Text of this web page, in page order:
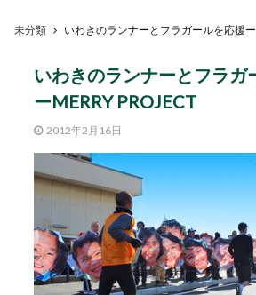
未分類 いわきのランナーとフラガールを応援ー
いわきのランナーとフラガ
ーMERRY PROJECT
2012年2月16日